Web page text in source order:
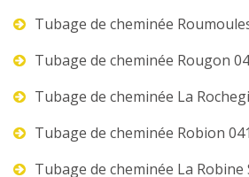
Tubage de cheminée
Tubage de cheminée Rougon
Tubage de cheminée La
Tubage de cheminée Robion
Tubage de cheminée La Robine